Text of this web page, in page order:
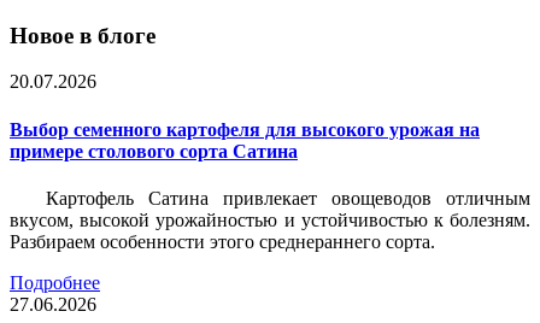
Новое в блоге
20.07.2026
Выбор семенного картофеля для высокого урожая на
примере столового сорта Сатина
Картофель Сатина привлекает овощеводов отличным
вкусом, высокой урожайностью и устойчивостью к болезням.
Разбираем особенности этого среднераннего сорта.
Подробнее
27.06.2026